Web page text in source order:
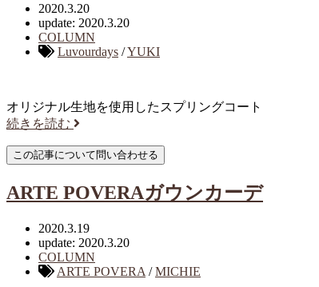
2020.3.20
update: 2020.3.20
COLUMN
Luvourdays /YUKI
オリジナル生地を使用したスプリングコート
続きを読む
ARTE POVERAガウンカーデ
2020.3.19
update: 2020.3.20
COLUMN
ARTE POVERA /MICHIE